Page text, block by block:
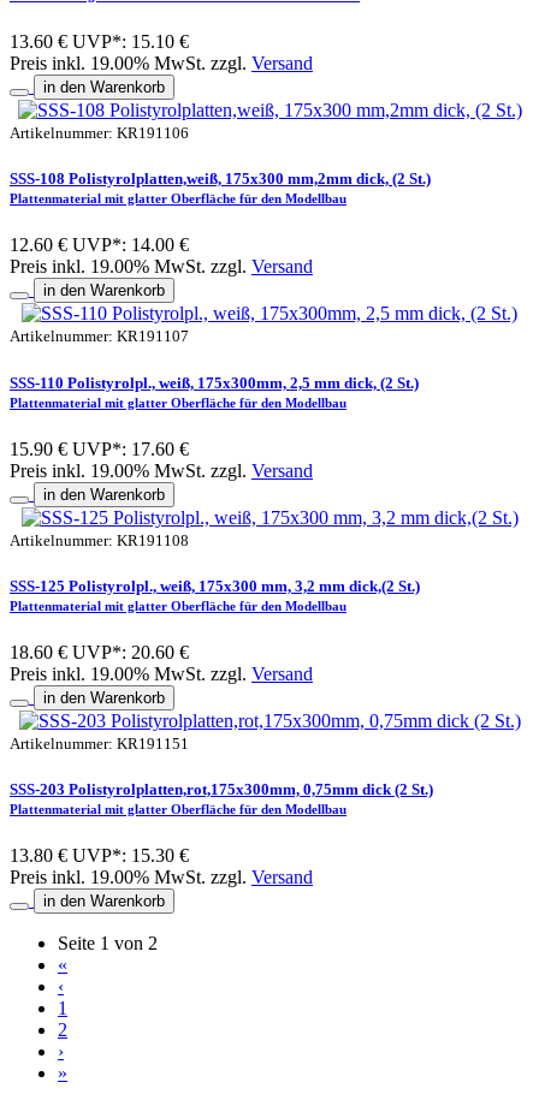
13.60 € UVP*: 15.10 €
Preis inkl. 19.00% MwSt. zzgl. Versand
in den Warenkorb
Artikelnummer: KR191106
SSS-108 Polistyrolplatten,weiß, 175x300 mm,2mm dick, (2 St.)
Plattenmaterial mit glatter Oberfläche für den Modellbau
12.60 € UVP*: 14.00 €
Preis inkl. 19.00% MwSt. zzgl. Versand
in den Warenkorb
Artikelnummer: KR191107
SSS-110 Polistyrolpl., weiß, 175x300mm, 2,5 mm dick, (2 St.)
Plattenmaterial mit glatter Oberfläche für den Modellbau
15.90 € UVP*: 17.60 €
Preis inkl. 19.00% MwSt. zzgl. Versand
in den Warenkorb
Artikelnummer: KR191108
SSS-125 Polistyrolpl., weiß, 175x300 mm, 3,2 mm dick,(2 St.)
Plattenmaterial mit glatter Oberfläche für den Modellbau
18.60 € UVP*: 20.60 €
Preis inkl. 19.00% MwSt. zzgl. Versand
in den Warenkorb
Artikelnummer: KR191151
SSS-203 Polistyrolplatten,rot,175x300mm, 0,75mm dick (2 St.)
Plattenmaterial mit glatter Oberfläche für den Modellbau
13.80 € UVP*: 15.30 €
Preis inkl. 19.00% MwSt. zzgl. Versand
in den Warenkorb
Seite 1 von 2
«
‹
1
2
›
»